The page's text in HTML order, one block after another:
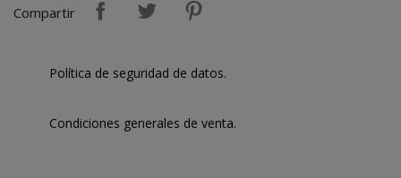
Compartir
Política de seguridad de datos.
Condiciones generales de venta.